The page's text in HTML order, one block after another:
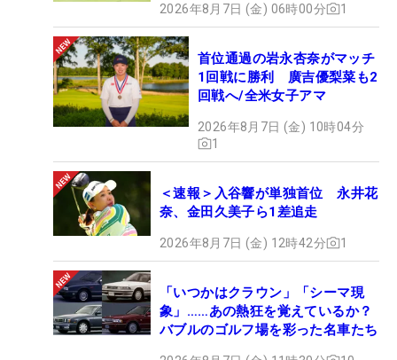
右ヒジが体につかず、遠いところからタメ （撮影：鈴木祥）
通常、タメを維持したままクラブを下ろそうとする
と「右ヒジが曲がってきてしまう」。しかし入谷の
場合は、右ヒジは体にベッタリとついているわけで
はなく、少し隙間ができている。それにより、スイ
ングの円弧を大きくして“ブンブン”と振っていけ
「ハンマー投げをするかのような、クラブとカラダ
の引っ張り合い。拮抗している。遠くで強く振って
2026年8月7日 (金) 06時00分 1
首位通過の岩永杏奈がマッチ
1回戦に勝利 廣吉優梨菜も2
回戦へ/全米女子アマ
2026年8月7日 (金) 10時04分
1
＜速報＞入谷響が単独首位 永井花
奈、金田久美子ら1差追走
2026年8月7日 (金) 12時42分 1
「いつかはクラウン」「シーマ現
象」……あの熱狂を覚えているか？
バブルのゴルフ場を彩った名車たち